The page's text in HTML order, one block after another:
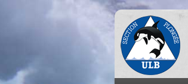
Aller au contenu principal